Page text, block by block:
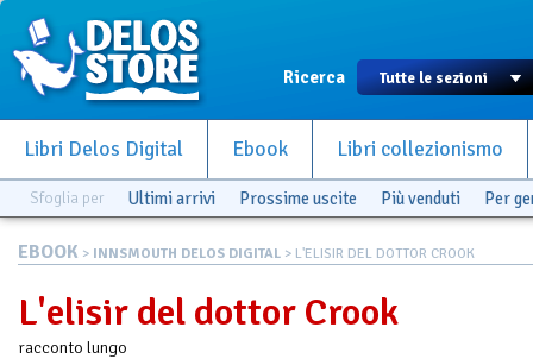
Ricerca
Libri Delos Digital Ebook Libri collezionismo
Sfoglia per Ultimi arrivi Prossime uscite Più venduti Per
EBOOK > INNSMOUTH DELOS DIGITAL > L'ELISIR DEL DOTTOR CROOK
L'elisir del dottor Crook
racconto lungo